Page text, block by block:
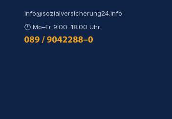
info@sozialversicherung24.info
🕐 Mo–Fr 9:00–18:00 Uhr